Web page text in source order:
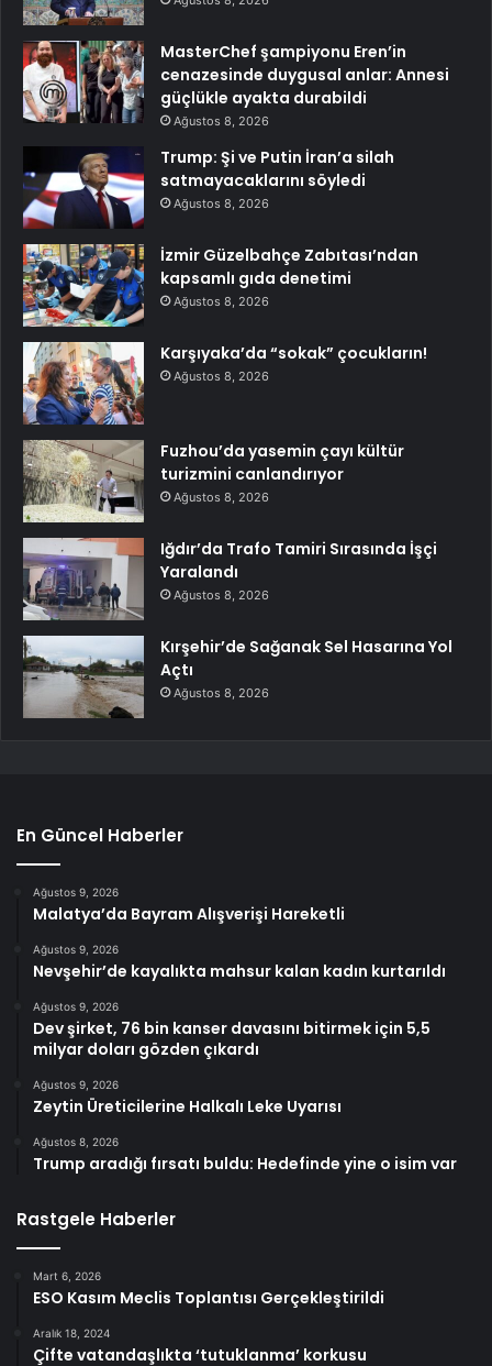
MasterChef şampiyonu Eren’in
cenazesinde duygusal anlar: Annesi
güçlükle ayakta durabildi
Ağustos 8, 2026
Trump: Şi ve Putin İran’a silah
satmayacaklarını söyledi
Ağustos 8, 2026
İzmir Güzelbahçe Zabıtası’ndan
kapsamlı gıda denetimi
Ağustos 8, 2026
Karşıyaka’da “sokak” çocukların!
Ağustos 8, 2026
Fuzhou’da yasemin çayı kültür
turizmini canlandırıyor
Ağustos 8, 2026
Iğdır’da Trafo Tamiri Sırasında İşçi
Yaralandı
Ağustos 8, 2026
Kırşehir’de Sağanak Sel Hasarına Yol
Açtı
Ağustos 8, 2026
En Güncel Haberler
Ağustos 9, 2026
Malatya’da Bayram Alışverişi Hareketli
Ağustos 9, 2026
Nevşehir’de kayalıkta mahsur kalan kadın kurtarıldı
Ağustos 9, 2026
Dev şirket, 76 bin kanser davasını bitirmek için 5,5
milyar doları gözden çıkardı
Ağustos 9, 2026
Zeytin Üreticilerine Halkalı Leke Uyarısı
Ağustos 8, 2026
Trump aradığı fırsatı buldu: Hedefinde yine o isim var
Rastgele Haberler
Mart 6, 2026
ESO Kasım Meclis Toplantısı Gerçekleştirildi
Aralık 18, 2024
Çifte vatandaşlıkta ‘tutuklanma’ korkusu